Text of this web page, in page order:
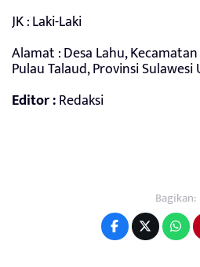
JK : Laki-Laki
Alamat : Desa Lahu,
Pulau Talaud, Provinsi Sulawesi
Editor :Redaksi
Bagikan: